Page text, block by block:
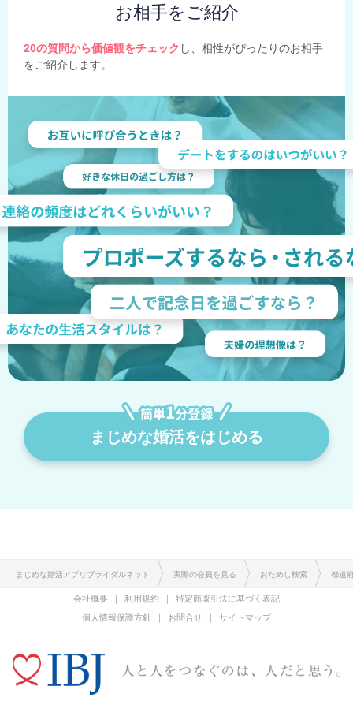
お相手をご紹介
20の質問から価値観をチェック し、相性がぴったりのお相手
をご紹介します。
まじめな婚活をはじめる
まじめな婚活アプリブライダルネット 実際の会員を見る おためし検索 都道
会社概要 利用規約
特定商取引法に基づく表記
個人情報保護方針
お問合せ サイトマップ